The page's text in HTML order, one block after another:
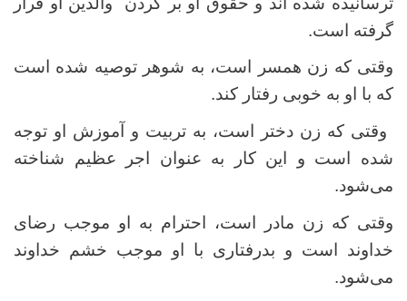
گرفته است.
وقتی که زن همسر است، به شوهر توصیه شده است
که با او به خوبی رفتار کند.
وقتی که زن دختر است، به تربیت و آموزش او توجه
شده است و این کار به عنوان اجر عظیم شناخته
می‌شود.
وقتی که زن مادر است، احترام به او موجب رضای
خداوند است و بدرفتاری با او موجب خشم خداوند
می‌شود.